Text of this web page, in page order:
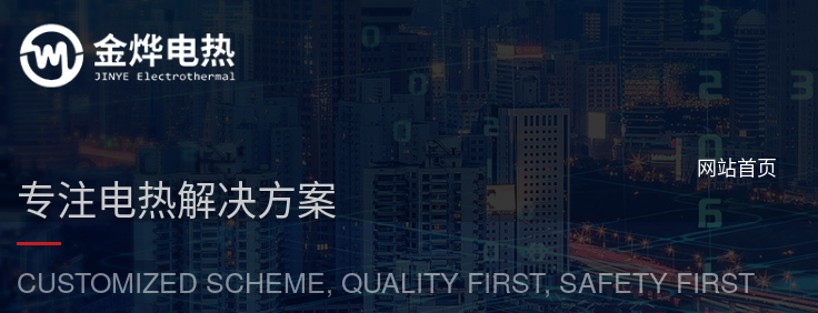
网站首页
专注电热解决方案
CUSTOMIZED SCHEME, QUALITY FIRST, SAFETY FIRST